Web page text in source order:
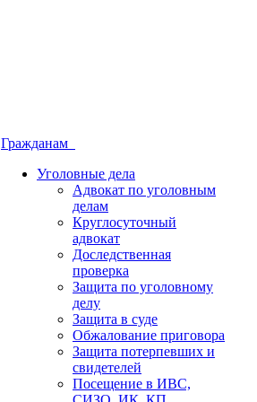
Гражданам
Уголовные дела
Адвокат по уголовным
делам
Круглосуточный
адвокат
Доследственная
проверка
Защита по уголовному
делу
Защита в суде
Обжалование приговора
Защита потерпевших и
свидетелей
Посещение в ИВС,